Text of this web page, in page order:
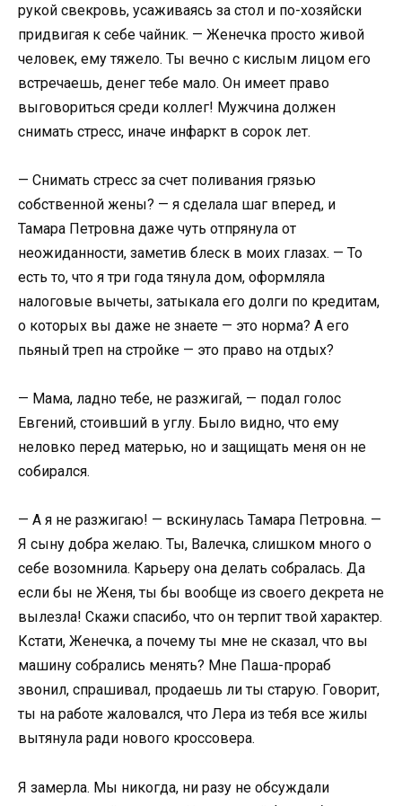
рукой свекровь, усаживаясь за стол и по-хозяйски
придвигая к себе чайник. — Женечка просто живой
человек, ему тяжело. Ты вечно с кислым лицом его
встречаешь, денег тебе мало. Он имеет право
выговориться среди коллег! Мужчина должен
снимать стресс, иначе инфаркт в сорок лет.
— Снимать стресс за счет поливания грязью
собственной жены? — я сделала шаг вперед, и
Тамара Петровна даже чуть отпрянула от
неожиданности, заметив блеск в моих глазах. — То
есть то, что я три года тянула дом, оформляла
налоговые вычеты, затыкала его долги по кредитам,
о которых вы даже не знаете — это норма? А его
пьяный треп на стройке — это право на отдых?
— Мама, ладно тебе, не разжигай, — подал голос
Евгений, стоивший в углу. Было видно, что ему
неловко перед матерью, но и защищать меня он не
собирался.
— А я не разжигаю! — вскинулась Тамара Петровна. —
Я сыну добра желаю. Ты, Валечка, слишком много о
себе возомнила. Карьеру она делать собралась. Да
если бы не Женя, ты бы вообще из своего декрета не
вылезла! Скажи спасибо, что он терпит твой характер.
Кстати, Женечка, а почему ты мне не сказал, что вы
машину собрались менять? Мне Паша-прораб
звонил, спрашивал, продаешь ли ты старую. Говорит,
ты на работе жаловался, что Лера из тебя все жилы
вытянула ради нового кроссовера.
Я замерла. Мы никогда, ни разу не обсуждали